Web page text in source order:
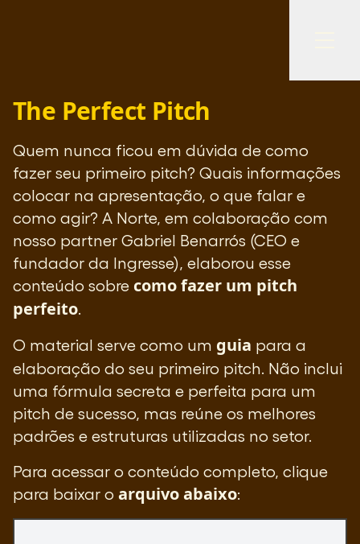
The Perfect Pitch
Quem nunca ficou em dúvida de como
fazer seu primeiro pitch? Quais informações
colocar na apresentação, o que falar e
como agir? A Norte, em colaboração com
nosso partner Gabriel Benarrós (CEO e
fundador da Ingresse), elaborou esse
conteúdo sobre como fazer um pitch
perfeito.
O material serve como um guia para a
elaboração do seu primeiro pitch. Não inclui
uma fórmula secreta e perfeita para um
pitch de sucesso, mas reúne os melhores
padrões e estruturas utilizadas no setor.
Para acessar o conteúdo completo, clique
para baixar o arquivo abaixo: